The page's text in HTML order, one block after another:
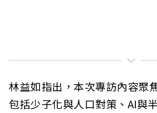
林益如指出，本次專訪內容聚
包括少子化與人口對策、AI與